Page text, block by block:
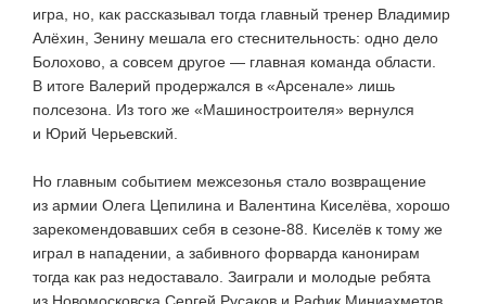
игра, но, как рассказывал тогда главный тренер Владимир
Алёхин, Зенину мешала его стеснительность: одно дело
Болохово, а совсем другое — главная команда области.
В итоге Валерий продержался в «Арсенале» лишь
полсезона. Из того же «Машиностроителя» вернулся
и Юрий Черьевский.
Но главным событием межсезонья стало возвращение
из армии Олега Цепилина и Валентина Киселёва, хорошо
зарекомендовавших себя в сезоне-88 . Киселёв к тому же
играл в нападении, а забивного форварда канонирам
тогда как раз недоставало. Заиграли и молодые ребята
из Новомосковска Сергей Русаков и Рафик Миниахметов.